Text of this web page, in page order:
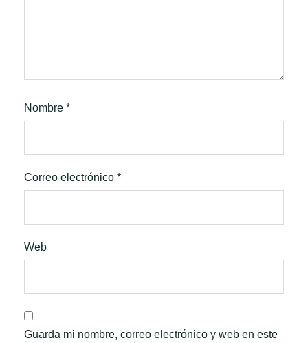
Nombre *
Correo electrónico *
Web
Guarda mi nombre, correo electrónico y web en este